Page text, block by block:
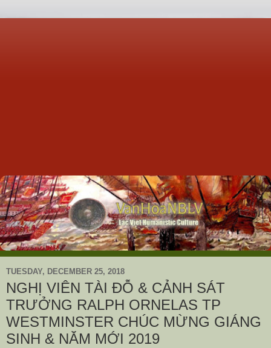
TUESDAY, DECEMBER 25, 2018
NGHỊ VIÊN TÀI ĐỖ & CẢNH SÁT
TRƯỞNG RALPH ORNELAS TP
WESTMINSTER CHÚC MỪNG GIÁNG
SINH & NĂM MỚI 2019